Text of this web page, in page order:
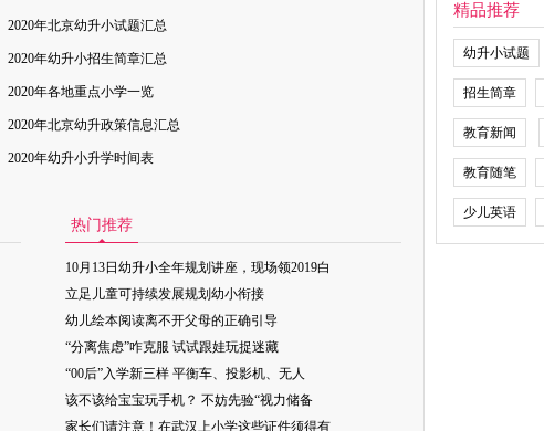
2020年北京幼升小试题汇总
2020年幼升小招生简章汇总
2020年各地重点小学一览
2020年北京幼升政策信息汇总
2020年幼升小升学时间表
热门推荐
10月13日幼升小全年规划讲座，现场领2019白
立足儿童可持续发展规划幼小衔接
幼儿绘本阅读离不开父母的正确引导
“分离焦虑”咋克服 试试跟娃玩捉迷藏
“00后”入学新三样 平衡车、投影机、无人
该不该给宝宝玩手机？ 不妨先验“视力储备
家长们请注意！在武汉上小学这些证件须得有
精品推荐
幼升小试题
招生简章
教育新闻
教育随笔
少儿英语